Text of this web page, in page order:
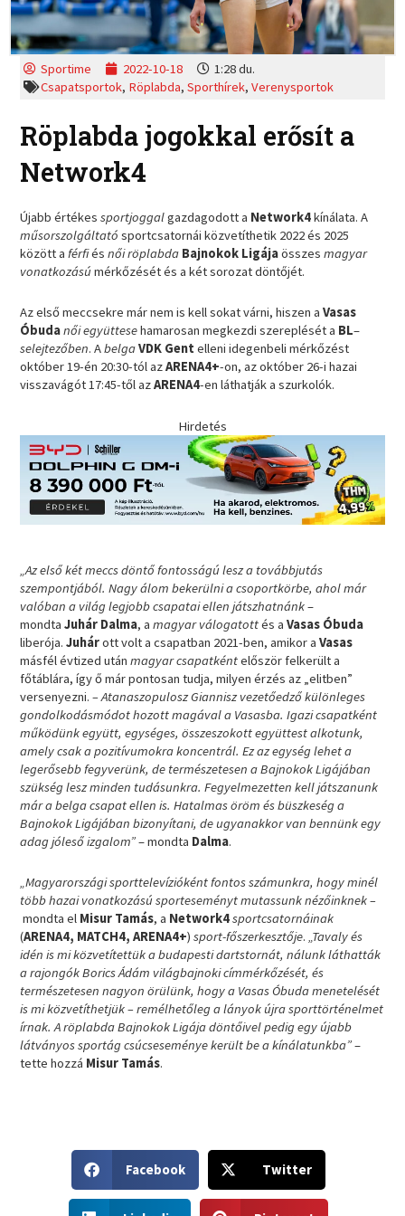
Sportime 2022-10-18
1:28 du.
Csapatsportok, Röplabda,Sporthírek,Verenysportok
Röplabda jogokkal erősít a
Network4
Újabb értékessportjoggalgazdagodott a Network4kínálata. A
műsorszolgáltatósportcsatornái közvetíthetik 2022 és 2025
között aférfiésnői röplabda Bajnokok Ligájaösszesmagyar
vonatkozásúmérkőzését és a két sorozat döntőjét.
Az első meccsekre már nem is kell sokat várni, hiszen aVasas
Óbudanői együttesehamarosan megkezdi szereplését a BL–
selejtezőben. AbelgaVDK Gent elleni idegenbeli mérkőzést
október 19-én 20:30-tól azARENA4+-on, az október 26-i hazai
visszavágót 17:45-től azARENA4-en láthatják a szurkolók.
Hirdetés
„Az első két meccs döntő fontosságú lesz a továbbjutás
szempontjából. Nagy álom bekerülni a csoportkörbe, ahol már
valóban a világ legjobb csapatai ellen játszhatnánk–
mondtaJuhár Dalma, amagyar válogatottés aVasas Óbuda
liberója.Juhárott volt a csapatban 2021-ben, amikor aVasas
másfél évtized utánmagyar csapatkéntelőször felkerült a
főtáblára, így ő már pontosan tudja, milyen érzés az „elitben”
versenyezni.– Atanaszopulosz Giannisz vezetőedző különleges
gondolkodásmódot hozott magával a Vasasba. Igazi csapatként
működünk együtt, egységes, összeszokott együttest alkotunk,
amely csak a pozitívumokra koncentrál. Ez az egység lehet a
legerősebb fegyverünk, de természetesen a Bajnokok Ligájában
szükség lesz minden tudásunkra. Fegyelmezetten kell játszanunk
már a belga csapat ellen is. Hatalmas öröm és büszkeség a
Bajnokok Ligájában bizonyítani, de ugyanakkor van bennünk egy
adag jóleső izgalom”– mondta Dalma.
„Magyarországi sporttelevízióként fontos számunkra, hogy minél
több hazai vonatkozású sporteseményt mutassunk nézőinknek –
mondta el Misur Tamás, a Network4sportcsatornáinak
(ARENA4, MATCH4, ARENA4+)sport-főszerkesztője.„Tavaly és
idén is mi közvetítettük a budapesti dartstornát, nálunk láthatták
a rajongók Borics Ádám világbajnoki címmérkőzését, és
természetesen nagyon örülünk, hogy a Vasas Óbuda menetelését
is mi közvetíthetjük – remélhetőleg a lányok újra sporttörténelmet
írnak. A röplabda Bajnokok Ligája döntőivel pedig egy újabb
látványos sportág csúcseseménye került be a kínálatunkba”–
tette hozzá Misur Tamás.
h
a
r
Facebook
h
a
Twitter